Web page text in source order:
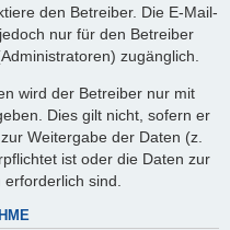
den Betreiber. Die E-Mail-
nur für den Betreiber
zugänglich.
wird der Betreiber nur mit
Dies gilt nicht, sofern er
Weitergabe der Daten (z.
ist oder die Daten zur
sind.